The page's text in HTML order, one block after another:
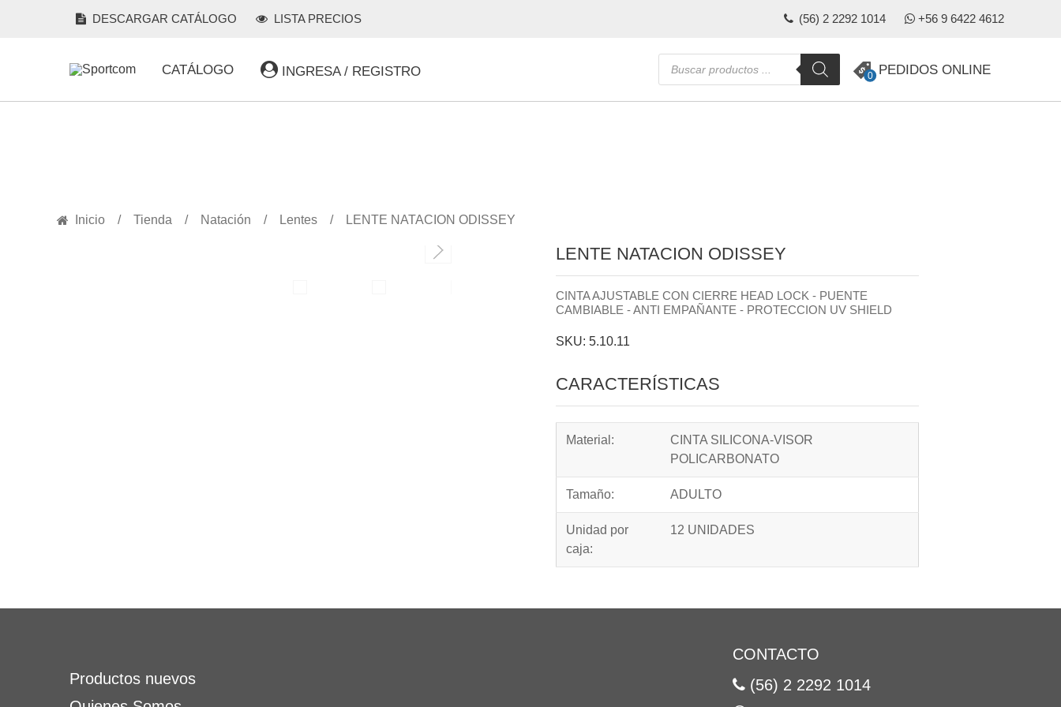
DESCARGAR CATÁLOGO LISTA PRECIOS (56) 2 2292 1014 +56 9 6422 4612
CATÁLOGO INGRESA / REGISTRO
Búsqueda
de
productos
0 PEDIDOS ONLINE
Inicio Tienda Natación Lentes LENTE NATACION ODISSEY
LENTE NATACION ODISSEY
CINTA AJUSTABLE CON CIERRE HEAD LOCK - PUENTE
CAMBIABLE - ANTI EMPAÑANTE - PROTECCION UV SHIELD
SKU: 5.10.11
CARACTERÍSTICAS
Material:
CINTA SILICONA-VISOR
POLICARBONATO
Tamaño: ADULTO
Unidad por
caja:
12 UNIDADES
Productos nuevos
CONTACTO
(56) 2 2292 1014